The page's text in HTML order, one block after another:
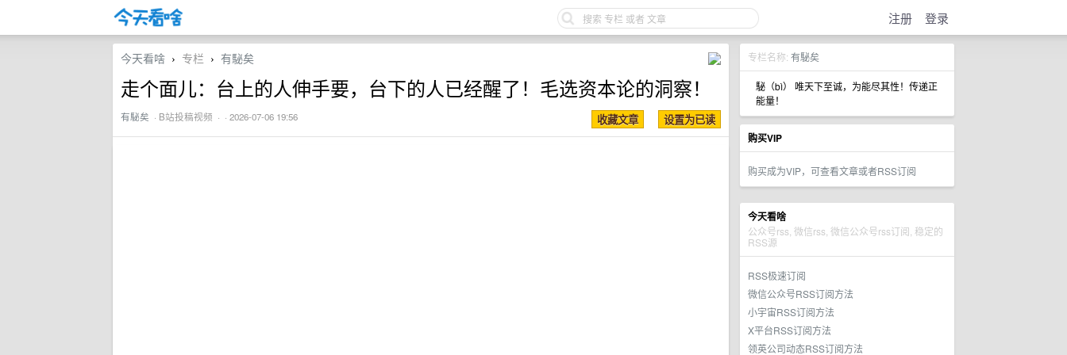
注册 登录
专栏名称: 有駜矣
駜（bì） 唯天下至诚，为能尽其性！传递正
能量！
购买VIP
购买成为VIP，可查看文章或者RSS订阅
今天看啥
公众号rss, 微信rss, 微信公众号rss订阅, 稳定的
RSS源
RSS极速订阅
微信公众号RSS订阅方法
小宇宙RSS订阅方法
X平台RSS订阅方法
领英公司动态RSS订阅方法
今天看啥 › 专栏 › 有駜矣
走个面儿：台上的人伸手要，台下的人已经醒了！毛选资本论的洞察！
有駜矣 · B站投稿视频 · · 2026-07-06 19:56